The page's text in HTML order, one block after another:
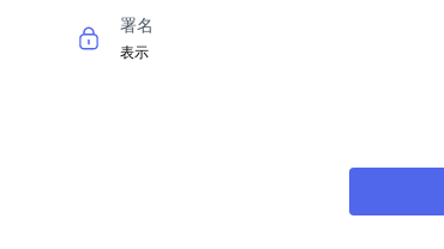
署名
表示